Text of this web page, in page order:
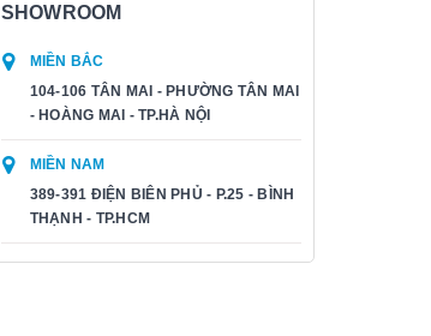
SHOWROOM
MIỀN BẮC
104-106 TÂN MAI - PHƯỜNG TÂN MAI
- HOÀNG MAI - TP.HÀ NỘI
MIỀN NAM
389-391 ĐIỆN BIÊN PHỦ - P.25 - BÌNH
THẠNH - TP.HCM